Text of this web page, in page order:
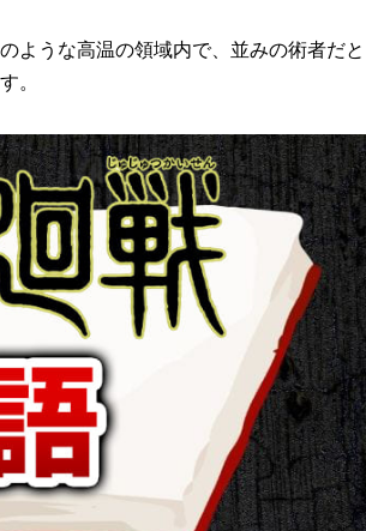
ような高温の領域内で、並みの術者だと
。